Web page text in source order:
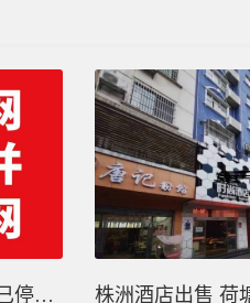
此平台改名合并至指点网，已停止更新，请到指点网小程序查看或发布信息